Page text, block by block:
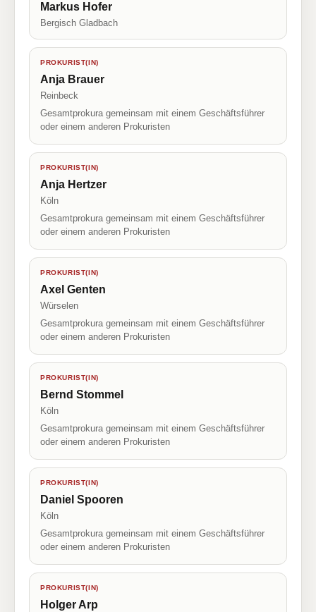
Markus Hofer
Bergisch Gladbach
PROKURIST(IN)
Anja Brauer
Reinbeck
Gesamtprokura gemeinsam mit einem Geschäftsführer
oder einem anderen Prokuristen
PROKURIST(IN)
Anja Hertzer
Köln
Gesamtprokura gemeinsam mit einem Geschäftsführer
oder einem anderen Prokuristen
PROKURIST(IN)
Axel Genten
Würselen
Gesamtprokura gemeinsam mit einem Geschäftsführer
oder einem anderen Prokuristen
PROKURIST(IN)
Bernd Stommel
Köln
Gesamtprokura gemeinsam mit einem Geschäftsführer
oder einem anderen Prokuristen
PROKURIST(IN)
Daniel Spooren
Köln
Gesamtprokura gemeinsam mit einem Geschäftsführer
oder einem anderen Prokuristen
PROKURIST(IN)
Holger Arp